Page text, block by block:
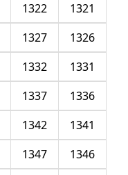
1321
1322
1326
1327
1331
1332
1336
1337
1341
1342
1346
1347